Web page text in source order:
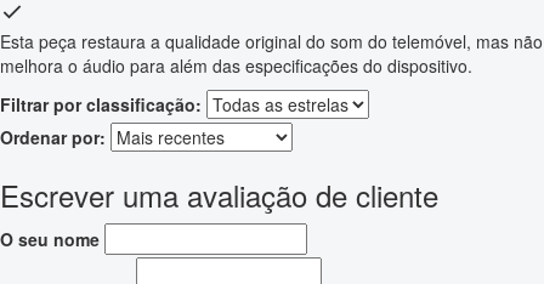
Esta peça restaura a qualidade original do som do telemóvel, mas não
melhora o áudio para além das especificações do dispositivo.
Filtrar por classificação:
Ordenar por:
Escrever uma avaliação de cliente
O seu nome